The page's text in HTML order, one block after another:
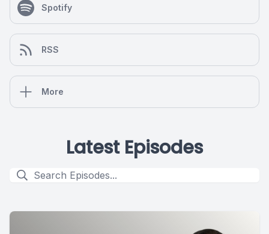
Spotify
RSS
More
Latest Episodes